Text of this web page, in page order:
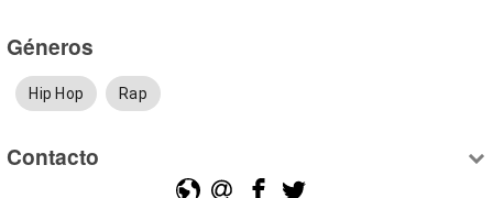
Géneros
Hip Hop Rap
Contacto